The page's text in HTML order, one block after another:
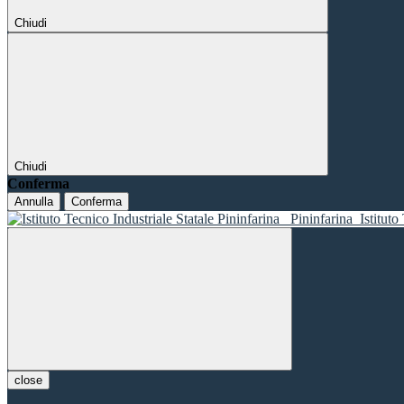
Chiudi
Chiudi
Conferma
Annulla Conferma
Pininfarina Istituto
close